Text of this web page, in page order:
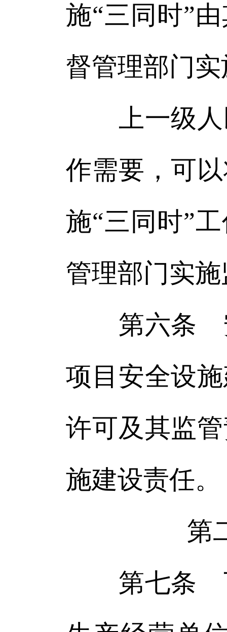
施“三同时”
督管理部门
上一级人
作需要，可
施“三同时”
管理部门实
第六条 安
项目安全设
许可及其监
施建设责任。
第
第七条 下